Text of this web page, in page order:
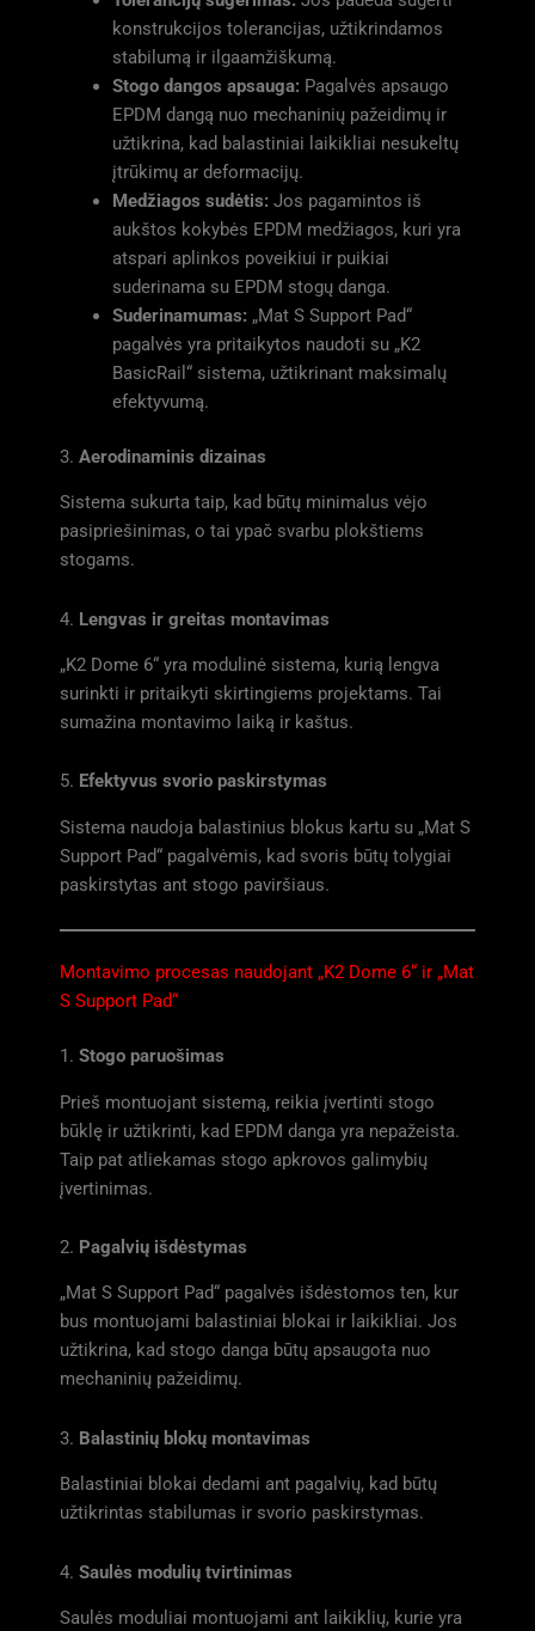
konstrukcijos tolerancijas, užtikrindamos
stabilumą ir ilgaamžiškumą.
Stogo dangos apsauga: Pagalvės apsaugo
EPDM dangą nuo mechaninių pažeidimų ir
užtikrina, kad balastiniai laikikliai nesukeltų
įtrūkimų ar deformacijų.
Medžiagos sudėtis: Jos pagamintos iš
aukštos kokybės EPDM medžiagos, kuri yra
atspari aplinkos poveikiui ir puikiai
suderinama su EPDM stogų danga.
Suderinamumas: „Mat S Support Pad“
pagalvės yra pritaikytos naudoti su „K2
BasicRail“ sistema, užtikrinant maksimalų
efektyvumą.
3. Aerodinaminis dizainas
Sistema sukurta taip, kad būtų minimalus vėjo
pasipriešinimas, o tai ypač svarbu plokštiems
stogams.
4. Lengvas ir greitas montavimas
„K2 Dome 6“ yra modulinė sistema, kurią lengva
surinkti ir pritaikyti skirtingiems projektams. Tai
sumažina montavimo laiką ir kaštus.
5. Efektyvus svorio paskirstymas
Sistema naudoja balastinius blokus kartu su „Mat S
Support Pad“ pagalvėmis, kad svoris būtų tolygiai
paskirstytas ant stogo paviršiaus.
Montavimo procesas naudojant „K2 Dome 6“ ir „Mat
S Support Pad“
1. Stogo paruošimas
Prieš montuojant sistemą, reikia įvertinti stogo
būklę ir užtikrinti, kad EPDM danga yra nepažeista.
Taip pat atliekamas stogo apkrovos galimybių
įvertinimas.
2. Pagalvių išdėstymas
„Mat S Support Pad“ pagalvės išdėstomos ten, kur
bus montuojami balastiniai blokai ir laikikliai. Jos
užtikrina, kad stogo danga būtų apsaugota nuo
mechaninių pažeidimų.
3. Balastinių blokų montavimas
Balastiniai blokai dedami ant pagalvių, kad būtų
užtikrintas stabilumas ir svorio paskirstymas.
4. Saulės modulių tvirtinimas
Saulės moduliai montuojami ant laikiklių, kurie yra